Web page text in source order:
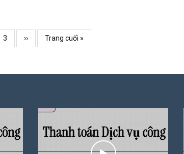
Page
3
Trang
kế
››
Trang
cuối
Trang cuối »